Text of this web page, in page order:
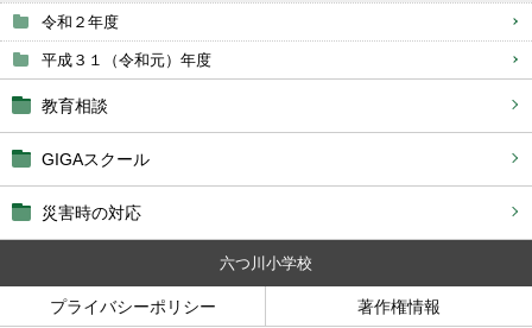
令和２年度
平成３１（令和元）年度
教育相談
GIGAスクール
災害時の対応
六つ川小学校
プライバシーポリシー 著作権情報